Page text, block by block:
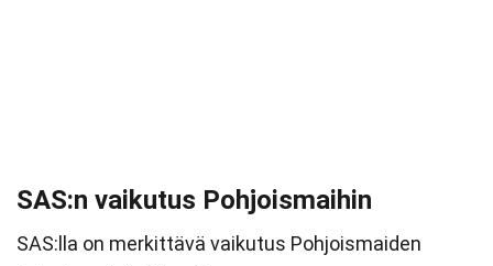
SAS:n vaikutus Pohjoismaihin
SAS:lla on merkittävä vaikutus Pohjoismaiden